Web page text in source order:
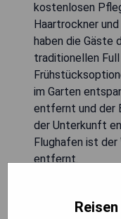
kostenlosen
Haartrockner
haben die Gäste
traditionellen
im Garten
entfernt und der
der Unterkunft
Flughafen ist
entfernt.
- Bequeme